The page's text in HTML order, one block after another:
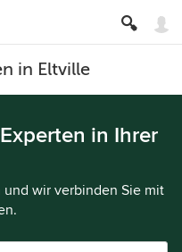
in Eltville
in Ihrer
und wir verbinden Sie mit